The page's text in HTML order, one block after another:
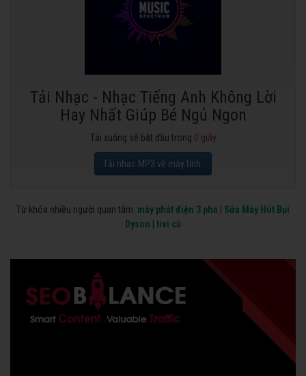
Tải Nhạc - Nhạc Tiếng Anh Không Lời
Hay Nhất Giúp Bé Ngủ Ngon
Tải xuống sẽ bắt đầu trong 0 giây
Tải nhạc MP3 về máy tính.
Từ khóa nhiều người quan tâm: máy phát điện 3 pha
Sửa Máy Hút Bụi
Dyson
tivi cũ